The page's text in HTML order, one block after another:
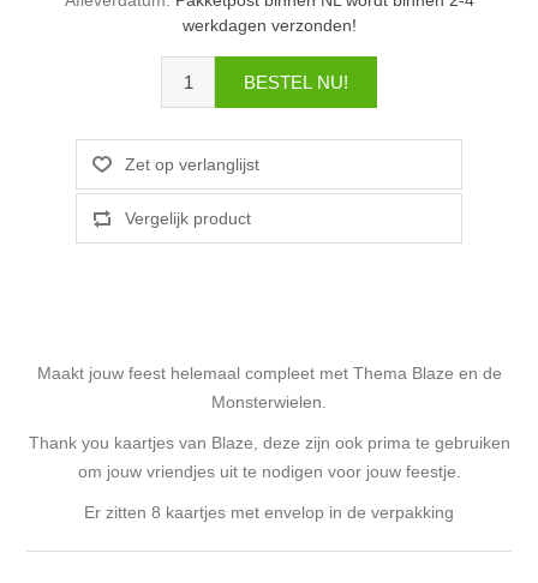
werkdagen verzonden!
Maakt jouw feest helemaal compleet met Thema Blaze en de
Monsterwielen.
Thank you kaartjes van Blaze, deze zijn ook prima te gebruiken
om jouw vriendjes uit te nodigen voor jouw feestje.
Er zitten 8 kaartjes met envelop in de verpakking